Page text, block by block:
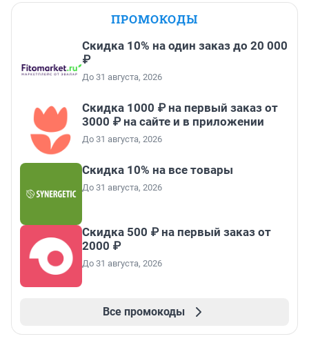
ПРОМОКОДЫ
Скидка 10% на один заказ до 20 000
₽
До 31 августа, 2026
Скидка 1000 ₽ на первый заказ от
3000 ₽ на сайте и в приложении
До 31 августа, 2026
Скидка 10% на все товары
До 31 августа, 2026
Скидка 500 ₽ на первый заказ от
2000 ₽
До 31 августа, 2026
Все промокоды